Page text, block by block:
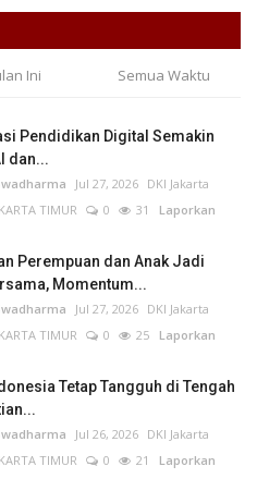
Ini Semua Waktu
Pendidikan Digital Semakin
dan...
Jul 27, 2026 DKI Jakarta
TIMUR
0 31 Laporkan
Perempuan dan Anak Jadi
Momentum...
Jul 27, 2026 DKI Jakarta
TIMUR
0 25 Laporkan
Tetap Tangguh di Tengah
Jul 26, 2026 DKI Jakarta
TIMUR
0 21 Laporkan